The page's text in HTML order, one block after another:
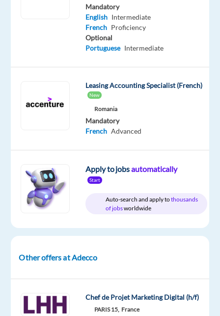
Company
Employment
Experience
On-
DESCRIPTION
Votre
mission
Recruitment
cabinet
de
conseil
Mandatory
English Intermediate
French Proficiency
Optional
Portuguese Intermediate
Leasing Accounting Specialist (French)
New
Romania
Mandatory
French Advanced
Apply to jobsautomatically
Start
Auto-search and apply tothousands
of jobsworldwide
Other offers at Adecco
Chef de Projet Marketing Digital (h/f)
PARIS 15, France